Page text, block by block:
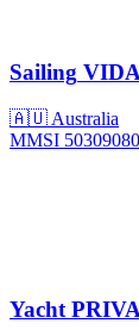
Sailing
🇦🇺 Australia
MMSI
Yacht